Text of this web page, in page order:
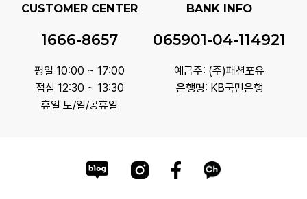
CUSTOMER CENTER
1666-8657
평일 10:00 ~ 17:00
점심 12:30 ~ 13:30
휴일 토/일/공휴일
BANK INFO
065901-04-114921
예금주: (주)패션포유
은행명: KB국민은행